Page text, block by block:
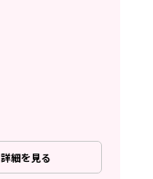
詳細を見る